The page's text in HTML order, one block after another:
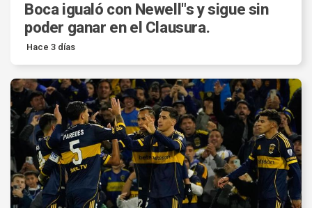
Boca igualó con Newell"s y sigue sin
poder ganar en el Clausura.
Hace 3 días